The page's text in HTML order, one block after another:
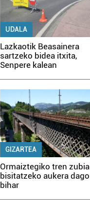
UDALA
Lazkaotik Beasainera
sartzeko bidea itxita,
Senpere kalean
GIZARTEA
Ormaiztegiko tren zubia
bisitatzeko aukera dago
bihar